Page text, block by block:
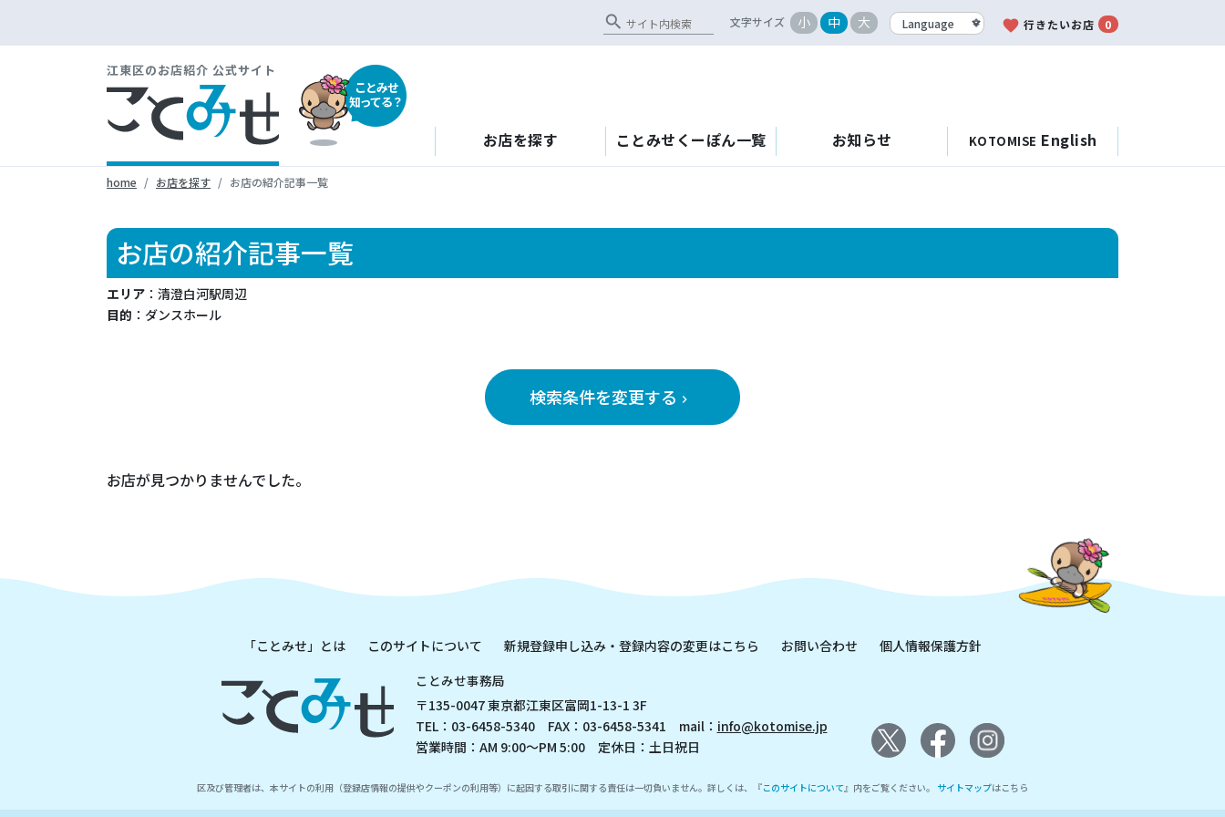
search 文字サイズ 小 中 大 favorite 行きたいお店 0
江東区のお店紹介 公式サイト
ことみせ
知ってる？
お店を探す ことみせくーぽん一覧 お知らせ KOTOMISE English
home お店を探す お店の紹介記事一覧
お店の紹介記事一覧
エリア ：清澄白河駅周辺
目的 ：ダンスホール
検索条件を変更する keyboard_arrow_right
お店が見つかりませんでした。
「ことみせ」とは このサイトについて 新規登録申し込み・登録内容の変更はこちら お問い合わせ
個人情報保護方針
ことみせ事務局
〒135-0047 東京都江東区富岡1-13-1 3F
TEL：03-6458-5340 FAX：03-6458-5341 mail： info@kotomise.jp
営業時間：AM 9:00～PM 5:00 定休日：土日祝日
区及び管理者は、本サイトの利用（登録店情報の提供やクーポンの利用等）に起因する取引に関する責任は一切負いません。詳しくは、『このサイトについて』内をご覧ください。 サイトマップはこちら